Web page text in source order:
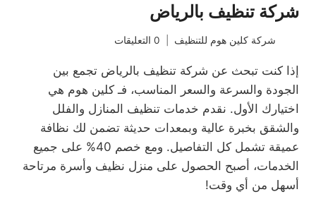
شركة تنظيف بالرياض
شركة كلين هوم للتنظيف 0 التعليقات
إذا كنت تبحث عن شركة تنظيف بالرياض تجمع بين
الجودة والسرعة والسعر المناسب، فـ كلين هوم هي
اختيارك الأول. نقدم خدمات تنظيف المنازل والفلل
والشقق بخبرة عالية وبمعدات حديثة تضمن لك نظافة
عميقة تشمل كل التفاصيل. ومع خصم 40% على جميع
الخدمات، أصبح الحصول على منزل نظيف وأسرة مرتاحة
أسهل من أي وقت!